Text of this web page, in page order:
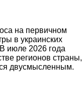
на первичном
в украинских
июле 2026 года
регионов страны,
двусмысленным.